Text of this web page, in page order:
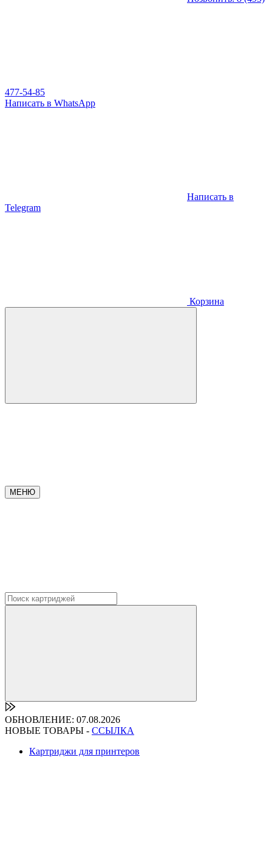
477-54-85
Написать в WhatsApp
Написать в
Telegram
Корзина
МЕНЮ
ОБНОВЛЕНИЕ: 07.08.2026
НОВЫЕ ТОВАРЫ - ССЫЛКА
Картриджи для принтеров